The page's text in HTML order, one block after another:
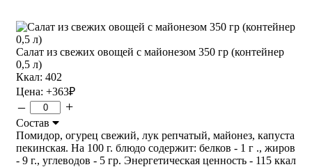
Салат из свежих овощей с майонезом 350 гр (контейнер
0,5 л)
Ккал: 402
Цена: +363₽
– +
Состав
Помидор, огурец свежий, лук репчатый, майонез, капуста
пекинская. На 100 г. блюдо содержит: белков - 1 г ., жиров
- 9 г., углеводов - 5 гр. Энергетическая ценность - 115 ккал